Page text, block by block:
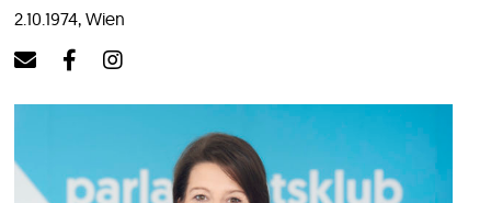
2.10.1974, Wien